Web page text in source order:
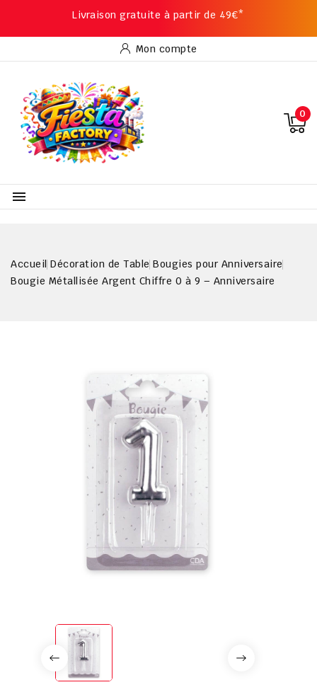
Livraison gratuite à partir de 49€*
Mon compte
0

Accueil Décoration de Table Bougies pour Anniversaire
Bougie Métallisée Argent Chiffre 0 à 9 – Anniversaire